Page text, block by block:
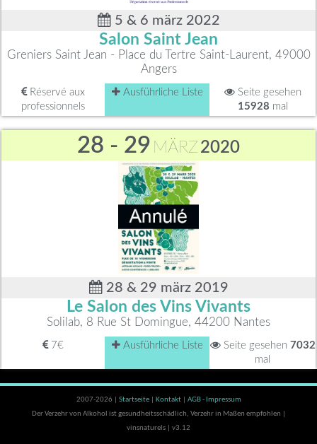
5 & 6 märz 2022
Salon Saint Jean
Greniers Saint Jean - Place du Tertre Saint-Laurent, 49000
Angers
Réservé aux
professionnels
Ausführliche Liste
Seite gesehen
15928 mal
28 - 29 MÄRZ 2020
28 & 29 märz 2019
Le Salon des Vins Vivants
Solilab, 8 Rue St Domingue, 44200 Nantes
7€ Ausführliche Liste Seite gesehen 7032
mal
2007-2026 | Startseite Kontakt
AGB - Impressum
Der Verzehr von Alkohol ist gesundheitsschädlich, Verzehr in Maßen empfohlen |
vinsnaturels | v3.12